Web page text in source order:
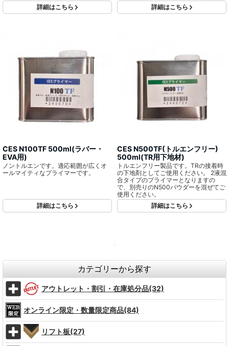
詳細はこちら
詳細はこちら
CES N100TF 500ml(ラバー・
EVA用)
ノントルエンです。適応範囲が広くオ
ールマイティなプライマーです。
詳細はこちら
CES N500TF(トルエンフリー)
500ml(TR用下地材)
トルエンフリー製品です。TRの接着時
の下地剤としてご使用ください。 2液混
合タイプのプライマーとなりますの
で、別売りのN500パウダーを混ぜてご
使用ください。
詳細はこちら
カテゴリーから探す
アウトレット・割引・在庫処分品(32)
オンライン限定・数量限定商品(84)
リフト板(27)